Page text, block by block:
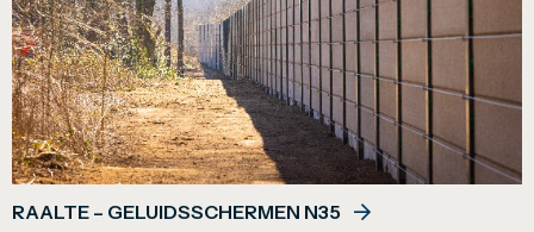
RAALTE – GELUIDSSCHERMEN N35